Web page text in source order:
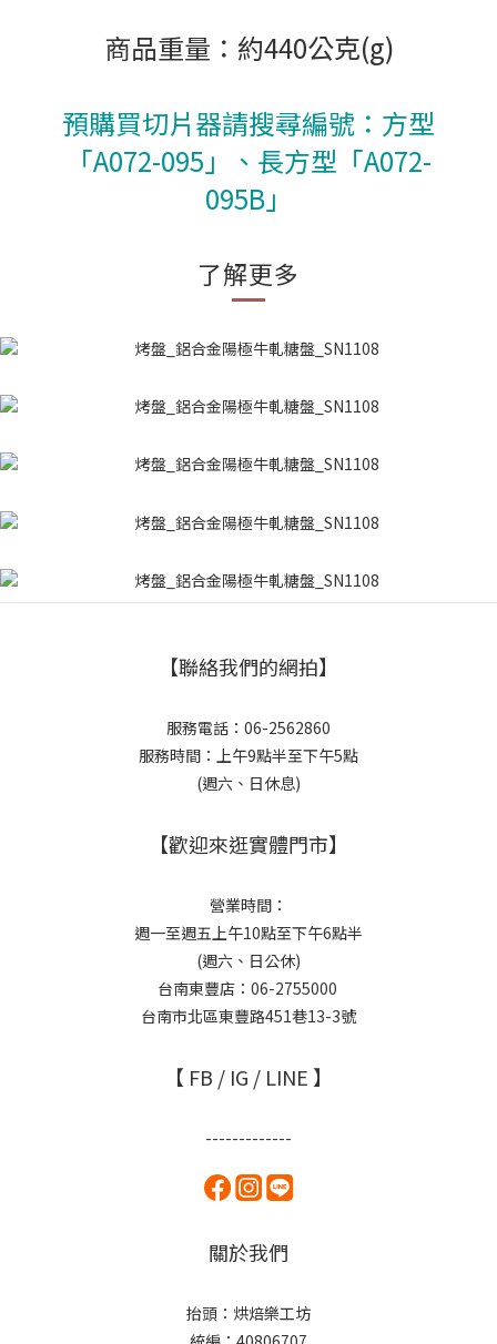
商品重量：約440公克(g)
預購買切片器請搜尋編號：方型
「A072-095」、長方型「A072-
095B」
了解更多
【聯絡我們的網拍】
服務電話：06-2562860
服務時間：上午9點半至下午5點
(週六、日休息)
【歡迎來逛實體門市】
營業時間：
週一至週五上午10點至下午6點半
(週六、日公休)
台南東豐店：06-2755000
台南市北區東豐路451巷13-3號
【 FB / IG / LINE 】
-------------
關於我們
抬頭：烘焙樂工坊